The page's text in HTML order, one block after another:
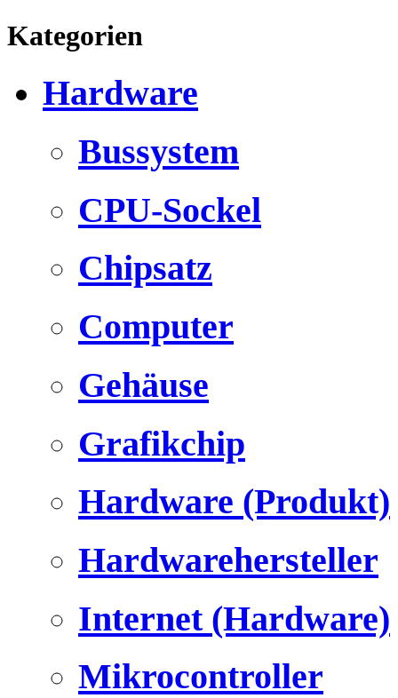
Kategorien
Hardware
Bussystem
CPU-Sockel
Chipsatz
Computer
Gehäuse
Grafikchip
Hardware (Produkt)
Hardwarehersteller
Internet (Hardware)
Mikrocontroller